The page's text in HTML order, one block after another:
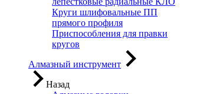
Круги шлифовальные ПП
прямого профиля
Приспособления для правки
кругов
Алмазный инструмент
Назад